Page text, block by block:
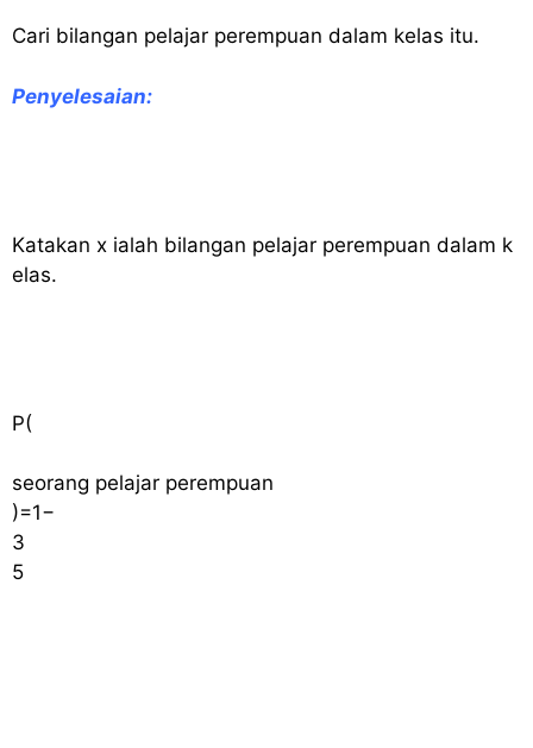
Cari bilangan pelajar perempuan dalam kelas itu.
Penyelesaian:
Katakan x ialah bilangan pelajar perempuan dalam k
elas.
P(
seorang pelajar perempuan
)=1−
3
5